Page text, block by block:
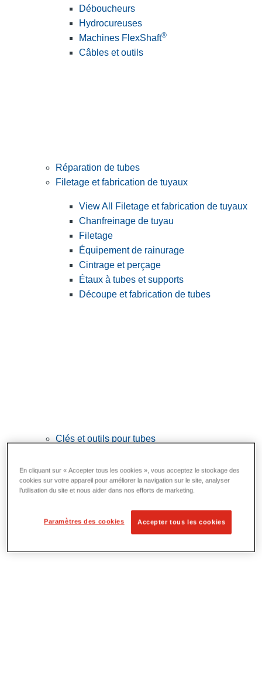
Déboucheurs
Hydrocureuses
Machines FlexShaft®
Câbles et outils
Réparation de tubes
Filetage et fabrication de tuyaux
View All Filetage et fabrication de tuyaux
Chanfreinage de tuyau
Filetage
Équipement de rainurage
Cintrage et perçage
Étaux à tubes et supports
Découpe et fabrication de tubes
Clés et outils pour tubes
Clés
Cintrage et mise en forme
Préparation et découpe des tubes
En cliquant sur « Accepter tous les cookies », vous acceptez le stockage des
cookies sur votre appareil pour améliorer la navigation sur le site, analyser
l’utilisation du site et nous aider dans nos efforts de marketing.
Paramètres des cookies Accepter tous les cookies